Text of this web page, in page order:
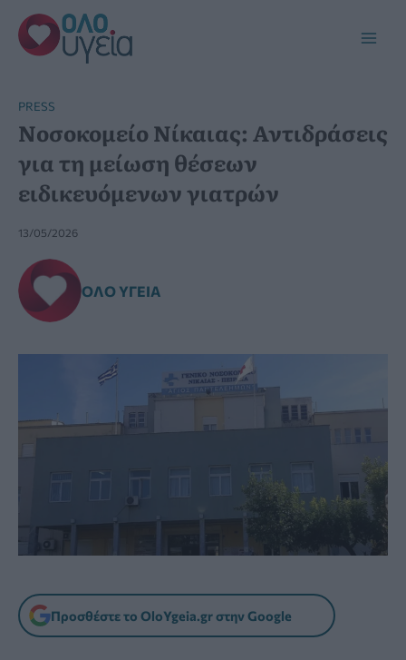
Μετάβαση
στο
περιεχόμενο
PRESS
Νοσοκομείο Νίκαιας: Αντιδράσεις
για τη μείωση θέσεων
ειδικευόμενων γιατρών
13/05/2026
ΌΛΟ ΥΓΕΊΑ
Προσθέστε το OloYgeia.gr στην Google